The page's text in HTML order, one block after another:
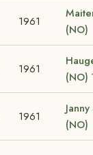
1961
(NO)
1961
(NO)
1961
(NO)